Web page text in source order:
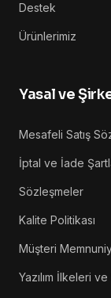
Destek
Ürünlerimiz
Yasal ve
Mesafeli Satış
İptal ve İade
Sözleşmeler
Kalite Politikası
Müşteri
Yazılım İlkeleri